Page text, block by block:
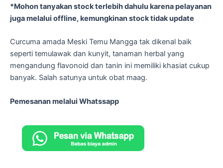
*Mohon tanyakan stock terlebih dahulu karena pelayanan
juga melalui offline, kemungkinan stock tidak update
Curcuma amada Meski Temu Mangga tak dikenal baik
seperti temulawak dan kunyit, tanaman herbal yang
mengandung flavonoid dan tanin ini memiliki khasiat cukup
banyak. Salah satunya untuk obat maag.
Pemesanan melalui Whatssapp